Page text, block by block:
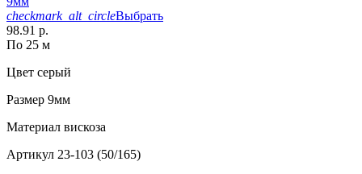
checkmark_alt_circleВыбрать
98.91 р.
По 25 м
Цвет серый
Размер 9мм
Материал вискоза
Артикул 23-103 (50/165)